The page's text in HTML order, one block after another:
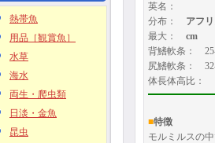
熱帯魚
用品［観賞魚］
水草
海水
両生・爬虫類
日淡・金魚
昆虫
英名：
分布： アフ
最大： cm
背鰭軟条：
尻鰭軟条：
体長体高比：
■特徴
モルミルスの